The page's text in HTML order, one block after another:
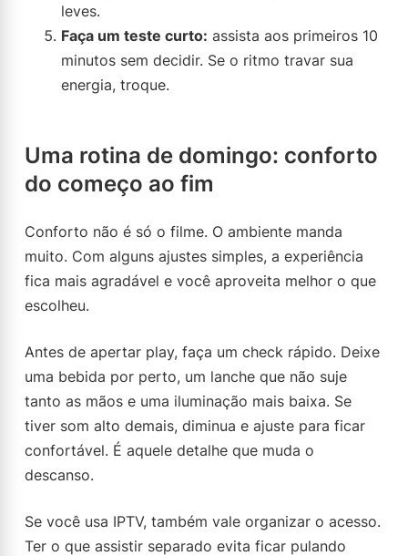
leves.
Faça um teste curto: assista aos primeiros 10
minutos sem decidir. Se o ritmo travar sua
energia, troque.
Uma rotina de domingo: conforto
do começo ao fim
Conforto não é só o filme. O ambiente manda
muito. Com alguns ajustes simples, a experiência
fica mais agradável e você aproveita melhor o que
escolheu.
Antes de apertar play, faça um check rápido. Deixe
uma bebida por perto, um lanche que não suje
tanto as mãos e uma iluminação mais baixa. Se
tiver som alto demais, diminua e ajuste para ficar
confortável. É aquele detalhe que muda o
descanso.
Se você usa IPTV, também vale organizar o acesso.
Ter o que assistir separado evita ficar pulando